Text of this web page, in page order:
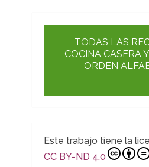
TODAS LAS
COCINA CASERA
ORDEN
Este trabajo tiene la
CC BY-ND 4.0